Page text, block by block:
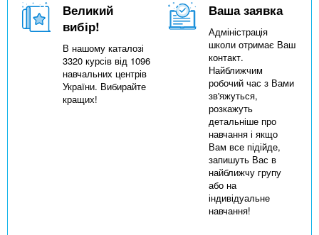
Великий
вибір!
В нашому каталозі
3320 курсів від 1096
навчальних центрів
України. Вибирайте
кращих!
Ваша заявка
Адміністрація
школи отримає Ваш
контакт.
Найближчим
робочий час з Вами
зв'яжуться,
розкажуть
детальніше про
навчання і якщо
Вам все підійде,
запишуть Вас в
найближчу групу
або на
індивідуальне
навчання!